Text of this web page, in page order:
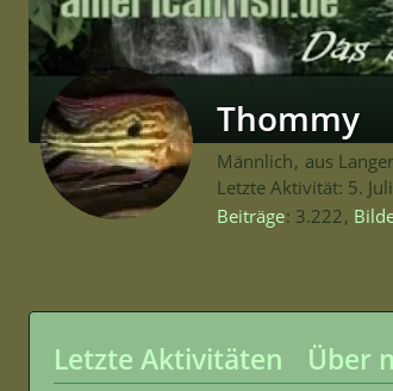
Thommy
Männlich aus
Letzte Aktivität: 5.
Beiträge 3.222
Letzte Aktivitäten Über